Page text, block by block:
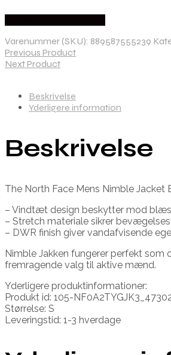
Varenummer (SKU): 889587555239
Previous Product
Next Product
Beskrivelse
Yderligere information
Beskrivelse
The North Face Mens Nimble Jacket
– Vindtæt design beskytter mod
– Stretch materiale sikrer
– DWR finish giver vandafvisende
Nimble Jakken fungerer perfekt som
fremragende valg til aktive mænd.
Yderligere produktinformationer:
Produkt id: 105-
Størrelse: S
Leveringstid: 1-3 hverdage